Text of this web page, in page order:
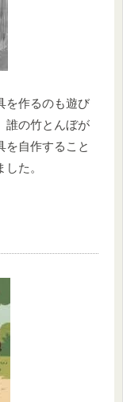
を作るのも遊び
誰の竹とんぼが
を自作すること
た。